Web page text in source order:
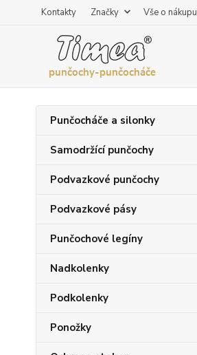
Kontakty Značky Vše o nákupu
Punčocháče a silonky
Samodržící punčochy
Podvazkové punčochy
Podvazkové pásy
Punčochové legíny
Nadkolenky
Podkolenky
Ponožky